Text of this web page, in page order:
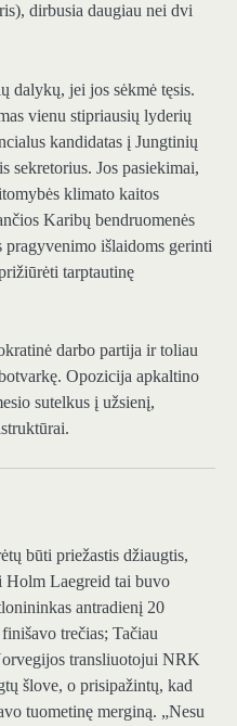
dirbusia daugiau nei dvi
dalykų, jei jos sėkmė tęsis.
vienu stipriausių lyderių
kandidatas į Jungtinių
sekretorius. Jos pasiekimai,
klimato kaitos
Karibų bendruomenės
išlaidoms gerinti
tarptautinę
darbo partija ir toliau
Opozicija apkaltino
sutelkus į užsienį,
būti priežastis džiaugtis,
Holm Laegreid tai buvo
antradienį 20
trečias; Tačiau
transliuotojui NRK
šlove, o prisipažintų, kad
tuometinę merginą. „Nesu